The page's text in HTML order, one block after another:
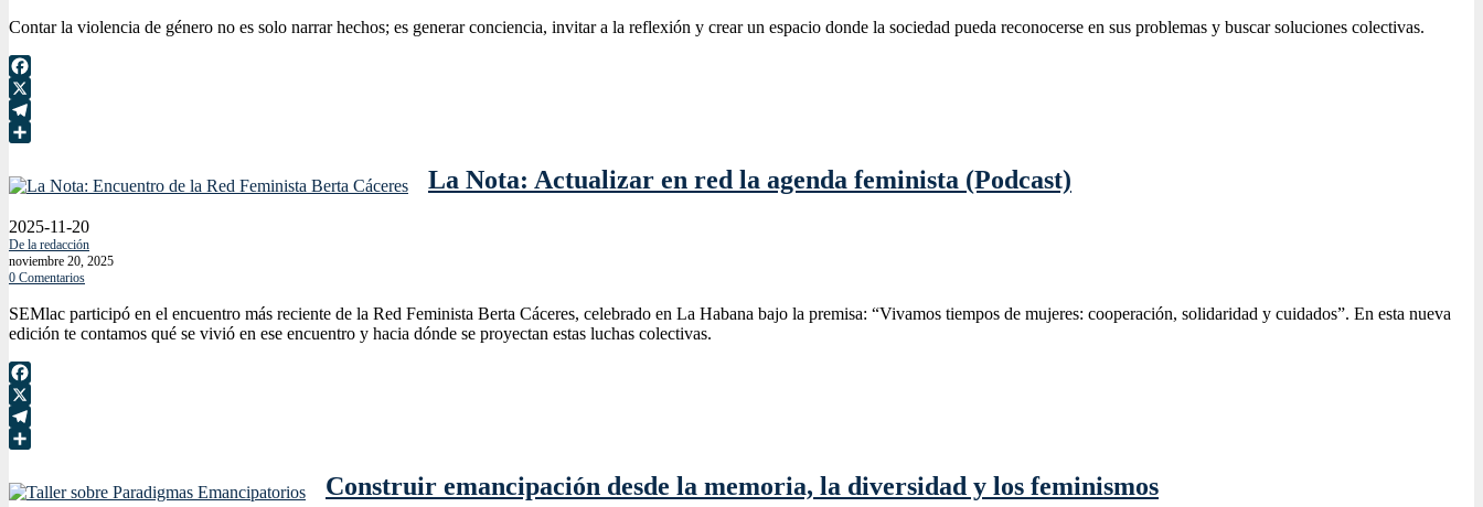
Contar la violencia de género no es solo narrar hechos; es generar conciencia, invitar a la reflexión y crear un espacio donde la sociedad pueda reconocerse en sus problemas y buscar soluciones colectivas.
Facebook
X
Telegram
La Nota: Actualizar en red la agenda feminista (Podcast)
2025-11-20
De la redacción
noviembre 20, 2025
0 Comentarios
SEMlac participó en el encuentro más reciente de la Red Feminista Berta Cáceres, celebrado en La Habana bajo la premisa: “Vivamos tiempos de mujeres: cooperación, solidaridad y cuidados”. En esta nueva
edición te contamos qué se vivió en ese encuentro y hacia dónde se proyectan estas luchas colectivas.
Facebook
X
Telegram
Construir emancipación desde la memoria, la diversidad y los feminismos